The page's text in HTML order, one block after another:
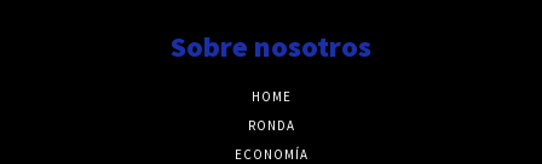
Sobre nosotros
HOME
RONDA
ECONOMÍA